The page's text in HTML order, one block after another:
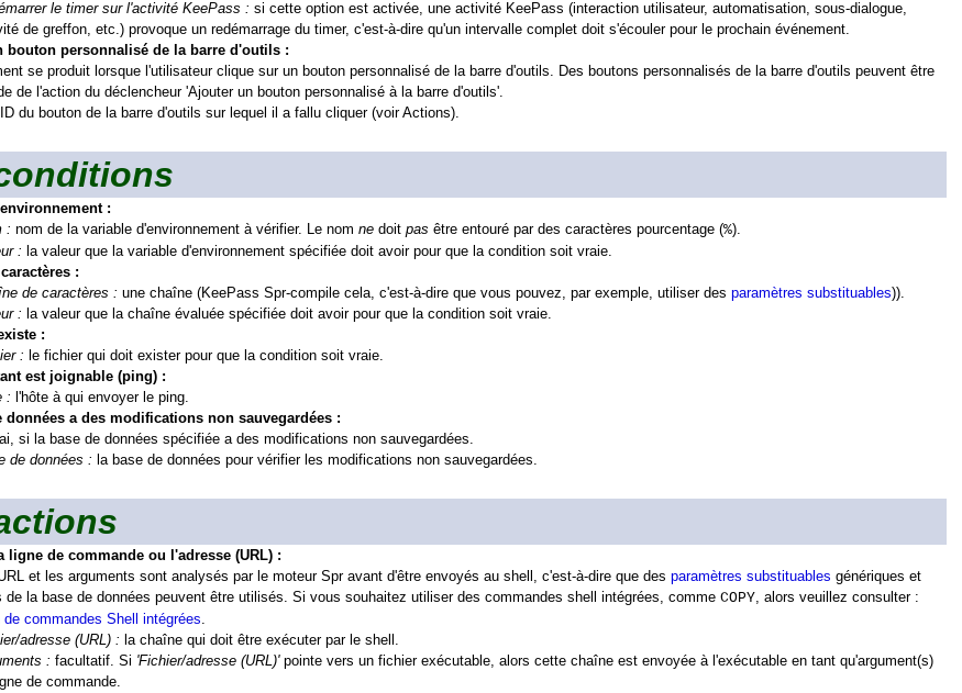
le timer sur l'activité KeePass : si cette option est activée, une activité KeePass (interaction utilisateur, automatisation, sous-dialogue,
de greffon, etc.) provoque un redémarrage du timer, c'est-à-dire qu'un intervalle complet doit s'écouler pour le prochain événement.
bouton personnalisé de la barre d'outils :
se produit lorsque l'utilisateur clique sur un bouton personnalisé de la barre d'outils. Des boutons personnalisés de la barre d'outils peuvent être
de l'action du déclencheur 'Ajouter un bouton personnalisé à la barre d'outils'.
ID du bouton de la barre d'outils sur lequel il a fallu cliquer (voir Actions).
:
: nom de la variable d'environnement à vérifier. Le nom ne doit pas être entouré par des caractères pourcentage (%).
: la valeur que la variable d'environnement spécifiée doit avoir pour que la condition soit vraie.
:
de caractères : une chaîne (KeePass Spr-compile cela, c'est-à-dire que vous pouvez, par exemple, utiliser des paramètres substituables)).
: la valeur que la chaîne évaluée spécifiée doit avoir pour que la condition soit vraie.
:
: le fichier qui doit exister pour que la condition soit vraie.
est joignable (ping) :
: l'hôte à qui envoyer le ping.
données a des modifications non sauvegardées :
si la base de données spécifiée a des modifications non sauvegardées.
de données : la base de données pour vérifier les modifications non sauvegardées.
ligne de commande ou l'adresse (URL) :
et les arguments sont analysés par le moteur Spr avant d'être envoyés au shell, c'est-à-dire que des paramètres substituables génériques et
de la base de données peuvent être utilisés. Si vous souhaitez utiliser des commandes shell intégrées, comme COPY, alors veuillez consulter :
de commandes Shell intégrées.
adresse (URL) : la chaîne qui doit être exécuter par le shell.
: facultatif. Si 'Fichier/adresse (URL)'pointe vers un fichier exécutable, alors cette chaîne est envoyée à l'exécutable en tant qu'argument(s)
de commande.